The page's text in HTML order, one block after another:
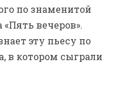
по знаменитой
вечеров».
эту пьесу по
в котором сыграли